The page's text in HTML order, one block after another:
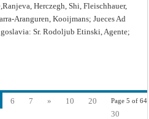
Herczegh, Shi, Fleischhauer,
Aranguren, Kooijmans; Jueces Ad
Sr. Rodoljub Etinski, Agente;
Page 5 of 64
6 7 » 10
20
30